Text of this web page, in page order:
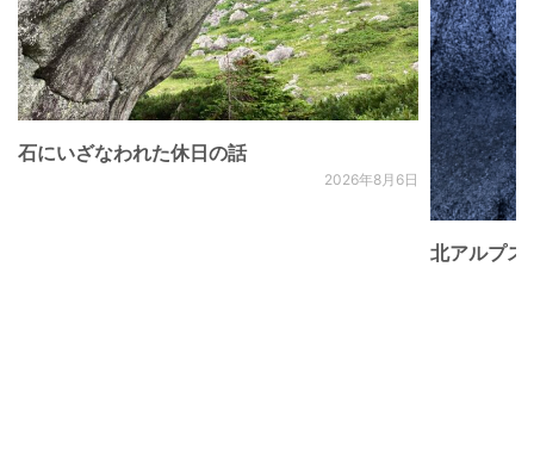
石にいざなわれた休日の話
2026年8月6日
北アルプ